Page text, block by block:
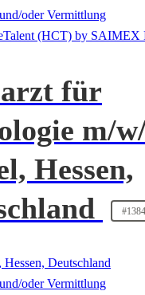
oder Vermittlung
für
m/
Hessen,
Hessen, Deutschland
oder Vermittlung